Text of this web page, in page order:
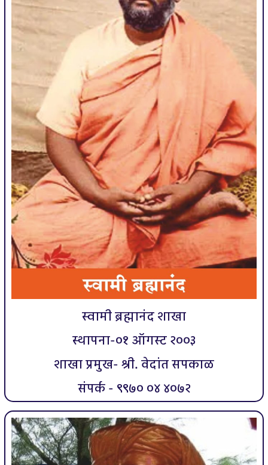
स्वामी ब्रह्मानंद शाखा
स्थापना-०१ ऑगस्ट २००३
शाखा प्रमुख- श्री. वेदांत सपकाळ
संपर्क - ९९७० ०४ ४०७२